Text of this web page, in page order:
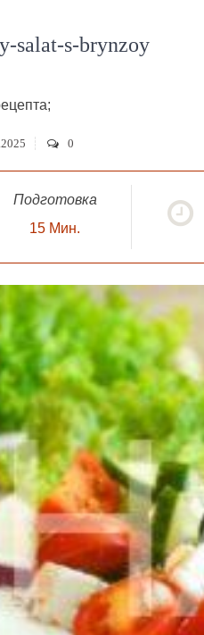
salat-s-brynzoy
;
0
Подготовка
15 Мин.